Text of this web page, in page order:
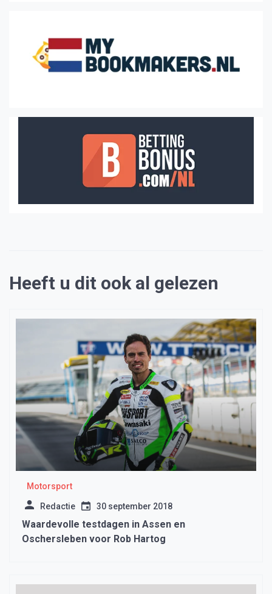
Heeft u dit ook al gelezen
Motorsport
Redactie 30 september 2018
Waardevolle testdagen in Assen en
Oschersleben voor Rob Hartog